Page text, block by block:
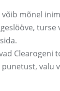
võib mõnel
Clearogeni
valu